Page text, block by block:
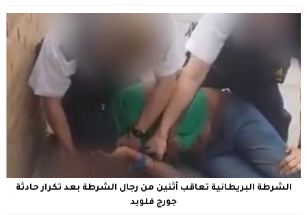
الشرطة البريطانية تعاقب أثنين من رجال الشرطة بعد تكرار حادثة
جورج فلويد